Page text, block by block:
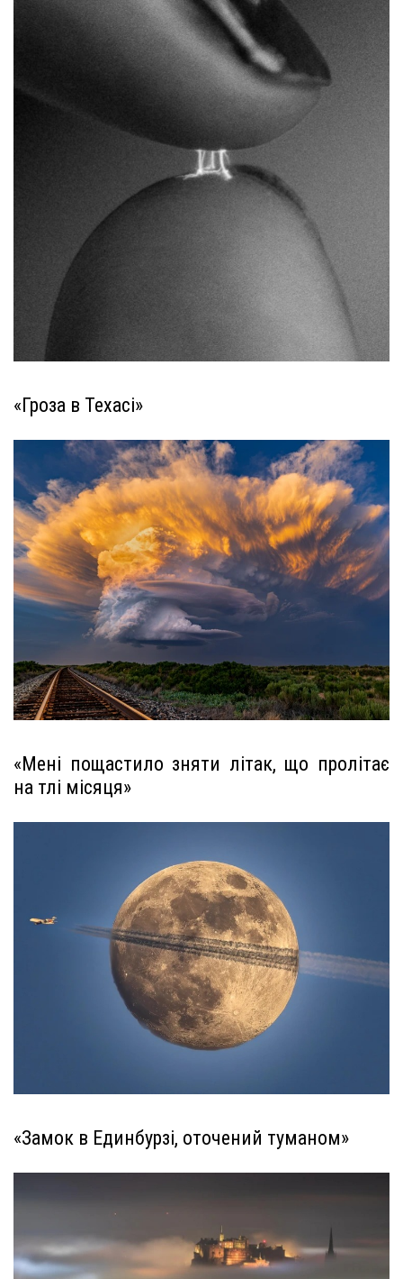
«Гроза в Техасі»
«Мені пощастило зняти літак, що пролітає
на тлі місяця»
«Замок в Единбурзі, оточений туманом»